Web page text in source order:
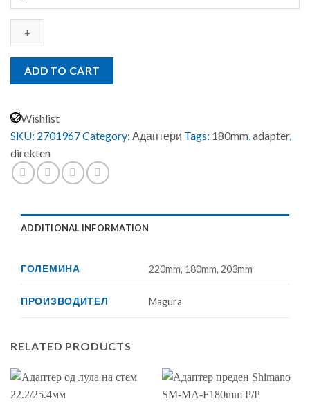
PM
180/203/220
ADD TO CART
Wishlist
SKU: 2701967Category: Адаптери Tags: 180mm,adapter,
direkten
ADDITIONAL INFORMATION
ГОЛЕМИНА 220mm, 180mm, 203mm
ПРОИЗВОДИТЕЛ Magura
RELATED PRODUCTS